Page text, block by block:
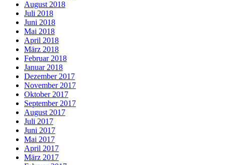
August 2018
Juli 2018
Juni 2018
Mai 2018
April 2018
März 2018
Februar 2018
Januar 2018
Dezember 2017
November 2017
Oktober 2017
September 2017
August 2017
Juli 2017
Juni 2017
Mai 2017
April 2017
März 2017